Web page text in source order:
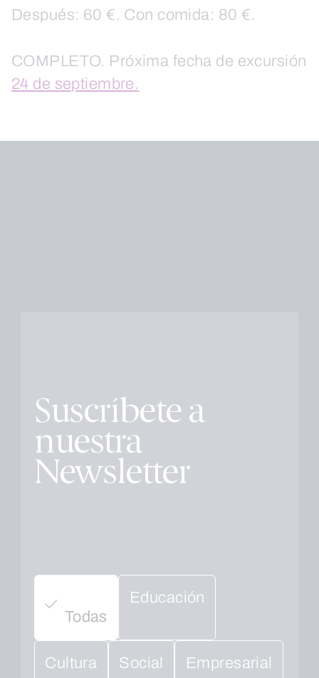
Después: 60 €. Con comida: 80 €.
COMPLETO. Próxima fecha de excursión
24 de septiembre.
Suscríbete a
nuestra
Newsletter
Todas
Educación
Cultura Social Empresarial